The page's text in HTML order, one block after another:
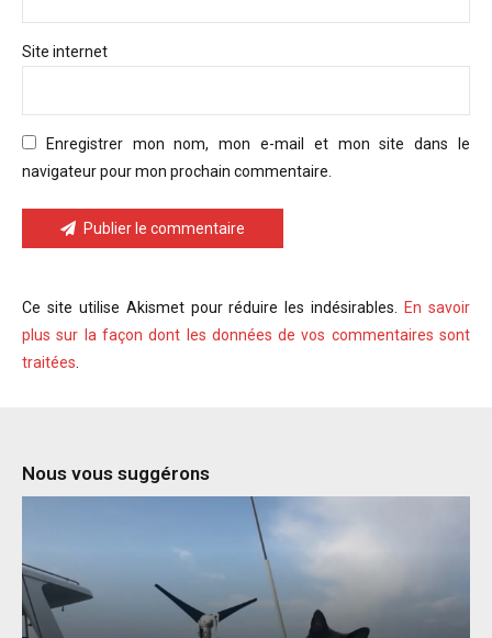
Site internet
Enregistrer mon nom, mon e-mail et mon site dans le
navigateur pour mon prochain commentaire.
Publier le commentaire
Ce site utilise Akismet pour réduire les indésirables. En savoir
plus sur la façon dont les données de vos commentaires sont
traitées.
Nous vous suggérons